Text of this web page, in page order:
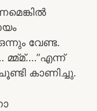
വേണ്ട.
മ്മ്മ്….”എന്ന്
കാണിച്ചു.